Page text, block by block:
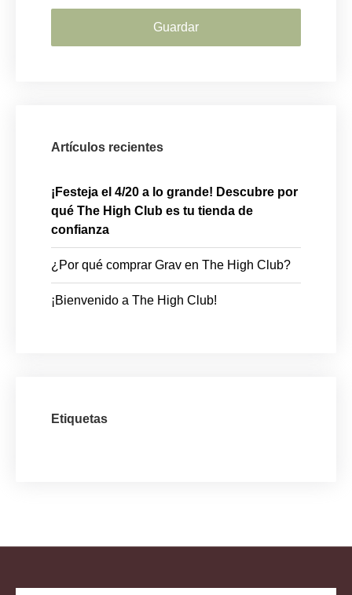
Guardar
Artículos recientes
¡Festeja el 4/20 a lo grande! Descubre por
qué The High Club es tu tienda de
confianza
¿Por qué comprar Grav en The High Club?
¡Bienvenido a The High Club!
Etiquetas